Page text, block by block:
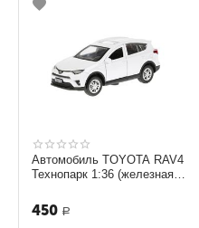
Автомобиль TOYOTA RAV4
Технопарк 1:36 (железная
450 Р